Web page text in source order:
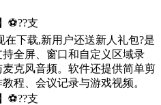
⚽??支
在下载,新用户还送新人礼包?是
全屏、窗口和自定义区域录
克风音频。软件还提供简单剪
程、会议记录与游戏视频。
⚽??支